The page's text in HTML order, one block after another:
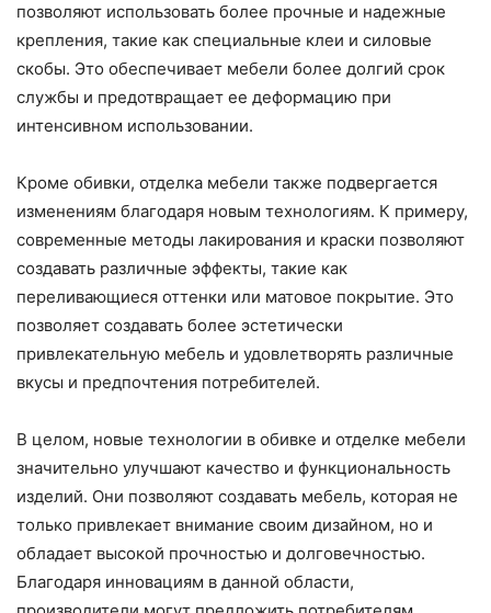
позволяют использовать более прочные и надежные
крепления, такие как специальные клеи и силовые
скобы. Это обеспечивает мебели более долгий срок
службы и предотвращает ее деформацию при
интенсивном использовании.
Кроме обивки, отделка мебели также подвергается
изменениям благодаря новым технологиям. К примеру,
современные методы лакирования и краски позволяют
создавать различные эффекты, такие как
переливающиеся оттенки или матовое покрытие. Это
позволяет создавать более эстетически
привлекательную мебель и удовлетворять различные
вкусы и предпочтения потребителей.
В целом, новые технологии в обивке и отделке мебели
значительно улучшают качество и функциональность
изделий. Они позволяют создавать мебель, которая не
только привлекает внимание своим дизайном, но и
обладает высокой прочностью и долговечностью.
Благодаря инновациям в данной области,